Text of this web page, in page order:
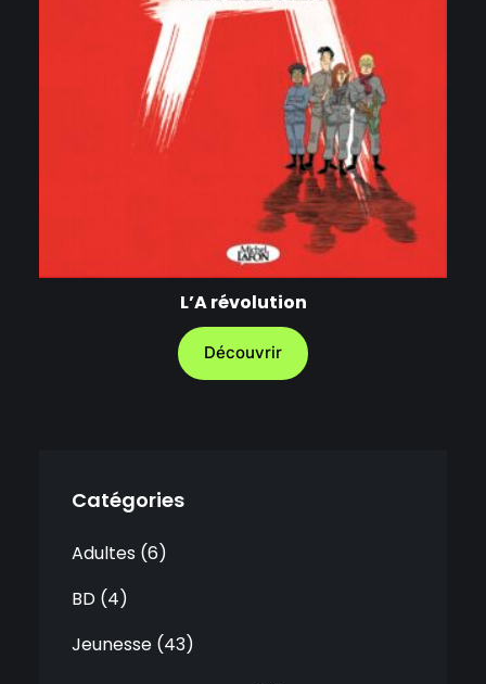
L’A révolution
Découvrir
Catégories
Adultes 6
BD 4
Jeunesse 43